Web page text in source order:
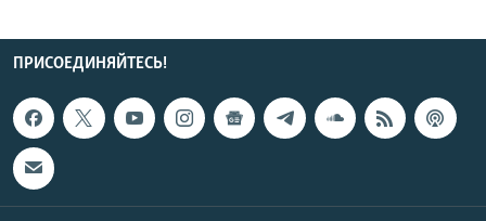
ПРИСОЕДИНЯЙТЕСЬ!